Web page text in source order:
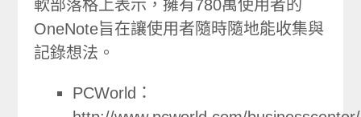
軟部落格上表示，擁有780萬使用者的
OneNote旨在讓使用者隨時隨地能收集與
記錄想法。
PCWorld：